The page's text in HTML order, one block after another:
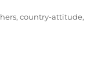
,country-attitude,